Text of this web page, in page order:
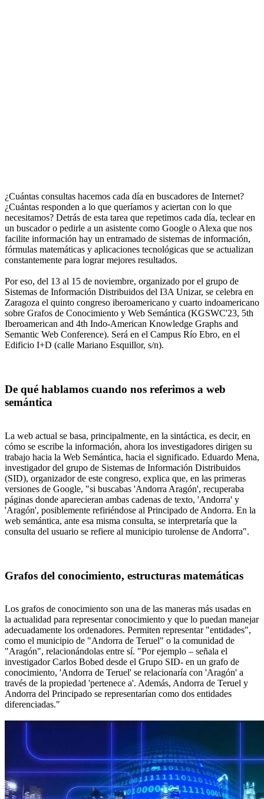
¿Cuántas consultas hacemos cada día en buscadores de Internet?
¿Cuántas responden a lo que queríamos y aciertan con lo que
necesitamos? Detrás de esta tarea que repetimos cada día, teclear en
un buscador o pedirle a un asistente como Google o Alexa que nos
facilite información hay un entramado de sistemas de información,
fórmulas matemáticas y aplicaciones tecnológicas que se actualizan
constantemente para lograr mejores resultados.
Por eso, del 13 al 15 de noviembre, organizado por el grupo de
Sistemas de Información Distribuidos del I3A Unizar, se celebra en
Zaragoza el quinto congreso iberoamericano y cuarto indoamericano
sobre Grafos de Conocimiento y Web Semántica (KGSWC'23, 5th
Iberoamerican and 4th Indo-American Knowledge Graphs and
Semantic Web Conference). Será en el Campus Río Ebro, en el
Edificio I+D (calle Mariano Esquillor, s/n).
De qué hablamos cuando nos referimos a web
semántica
La web actual se basa, principalmente, en la sintáctica, es decir, en
cómo se escribe la información, ahora los investigadores dirigen su
trabajo hacia la Web Semántica, hacia el significado. Eduardo Mena,
investigador del grupo de Sistemas de Información Distribuidos
(SID), organizador de este congreso, explica que, en las primeras
versiones de Google, "si buscabas 'Andorra Aragón', recuperaba
páginas donde aparecieran ambas cadenas de texto, 'Andorra' y
'Aragón', posiblemente refiriéndose al Principado de Andorra. En la
web semántica, ante esa misma consulta, se interpretaría que la
consulta del usuario se refiere al municipio turolense de Andorra".
Grafos del conocimiento, estructuras matemáticas
Los grafos de conocimiento son una de las maneras más usadas en
la actualidad para representar conocimiento y que lo puedan manejar
adecuadamente los ordenadores. Permiten representar "entidades",
como el municipio de "Andorra de Teruel" o la comunidad de
"Aragón", relacionándolas entre sí. "Por ejemplo – señala el
investigador Carlos Bobed desde el Grupo SID- en un grafo de
conocimiento, 'Andorra de Teruel' se relacionaría con 'Aragón' a
través de la propiedad 'pertenece a'. Además, Andorra de Teruel y
Andorra del Principado se representarían como dos entidades
diferenciadas."